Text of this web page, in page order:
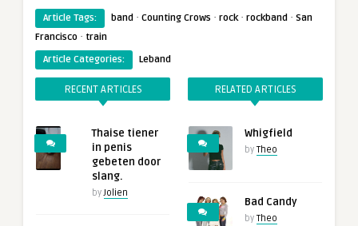
Article Tags: band · Counting Crows · rock· rockband · San
Francisco · train
Article Categories:
Leband
RECENT ARTICLES
Thaise tiener
in penis
gebeten door
slang.
by Jolien
RELATED ARTICLES
Whigfield
by Theo
Bad Candy
by Theo